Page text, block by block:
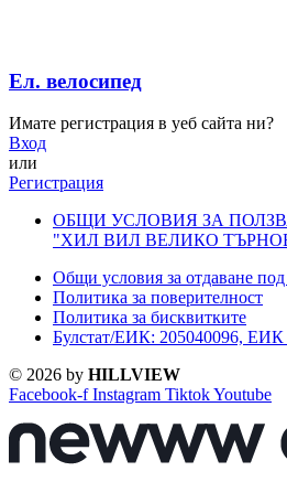
Ел. велосипед
Имате регистрация в уеб сайта ни?
Вход
или
Регистрация
ОБЩИ УСЛОВИЯ ЗА
"ХИЛ ВИЛ ВЕЛИКО
Общи условия за отдаване
Политика за поверителност
Политика за бисквитките
Булстат/ЕИК: 205040096,
© 2026 by HILLVIEW
Facebook-f Instagram TiktokYoutube